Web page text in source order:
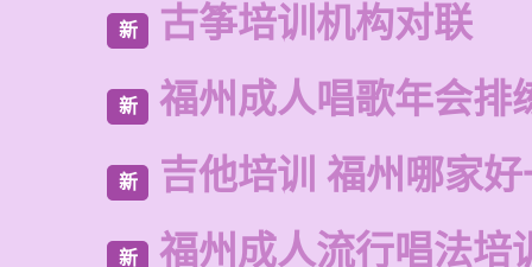
新 古筝培训机构对联
新 福州成人唱歌年会排
新 吉他培训 福州哪家
新 福州成人流行唱法培